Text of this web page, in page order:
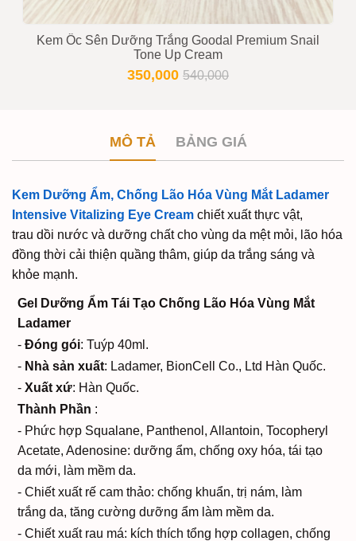
Kem Ốc Sên Dưỡng Trắng Goodal Premium Snail
Tone Up Cream
350,000 540,000
MÔ TẢ BẢNG GIÁ
Kem Dưỡng Ẩm, Chống Lão Hóa Vùng Mắt Ladamer
Intensive Vitalizing Eye Cream chiết xuất thực vật,
trau dồi nước và dưỡng chất cho vùng da mệt mỏi, lão hóa
đồng thời cải thiện quầng thâm, giúp da trắng sáng và
khỏe mạnh.
Gel Dưỡng Ẩm Tái Tạo Chống Lão Hóa Vùng Mắt
Ladamer
- Đóng gói: Tuýp 40ml.
- Nhà sản xuất: Ladamer, BionCell Co., Ltd Hàn Quốc.
- Xuất xứ: Hàn Quốc.
Thành Phần :
- Phức hợp Squalane, Panthenol, Allantoin, Tocopheryl
Acetate, Adenosine: dưỡng ẩm, chống oxy hóa, tái tạo
da mới, làm mềm da.
- Chiết xuất rế cam thảo: chống khuẩn, trị nám, làm
trắng da, tăng cường dưỡng ẩm làm mềm da.
- Chiết xuất rau má: kích thích tổng hợp collagen, chống